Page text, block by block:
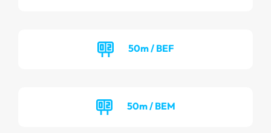
50m / BEF
50m / BEM